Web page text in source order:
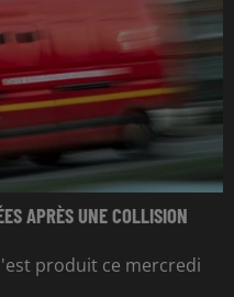
APRÈS UNE COLLISION
produit ce mercredi